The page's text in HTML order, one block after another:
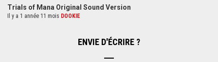
Trials of Mana Original Sound Version
Il y a 1 année 11 mois DOOKIE
ENVIE D'ÉCRIRE ?